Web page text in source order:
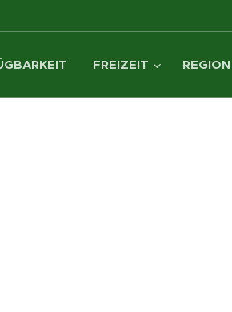
FREIZEIT REGION